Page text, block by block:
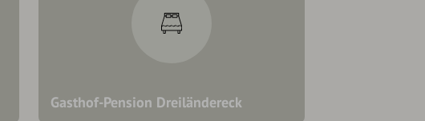
Gasthof-Pension Dreiländereck